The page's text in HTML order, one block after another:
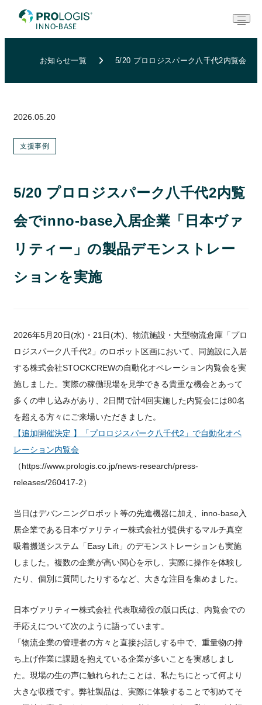
お知らせ一覧 5/20 プロロジスパーク八千代2内覧会で
2026.05.20
支援事例
5/20 プロロジスパーク八千代2内覧
会でinno-base入居企業「日本ヴァ
リティー」の製品デモンストレー
ションを実施
2026年5月20日(水)・21日(木)、物流施設・大型物流倉庫「プロ
ロジスパーク八千代2」のロボット区画において、同施設に入居
する株式会社STOCKCREWの自動化オペレーション内覧会を実
施しました。実際の稼働現場を見学できる貴重な機会とあって
多くの申し込みがあり、2日間で計4回実施した内覧会には80名
を超える方々にご来場いただきました。
【追加開催決定 】「プロロジスパーク八千代2」で自動化オペ
レーション内覧会
（https://www.prologis.co.jp/news-research/press-
releases/260417-2）
当日はデバンニングロボット等の先進機器に加え、inno-base入
居企業である日本ヴァリティー株式会社が提供するマルチ真空
吸着搬送システム「Easy Lift」のデモンストレーションも実施
しました。複数の企業が高い関心を示し、実際に操作を体験し
たり、個別に質問したりするなど、大きな注目を集めました。
日本ヴァリティー株式会社 代表取締役の阪口氏は、内覧会での
手応えについて次のように語っています。
「物流企業の管理者の方々と直接お話しする中で、重量物の持
ち上げ作業に課題を抱えている企業が多いことを実感しまし
た。現場の生の声に触れられたことは、私たちにとって何より
大きな収穫です。弊社製品は、実際に体験することで初めてそ